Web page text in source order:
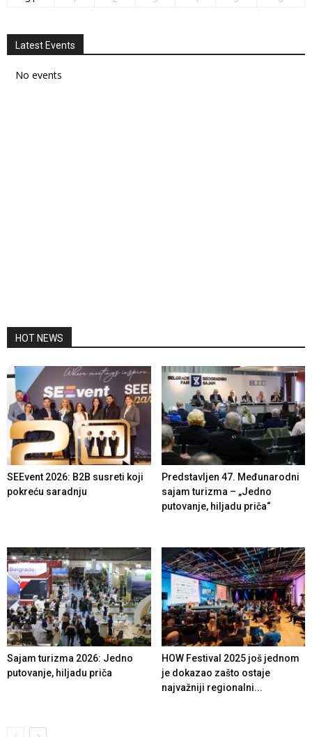
Latest Events
No events
HOT NEWS
SEEvent 2026: B2B susreti koji
pokreću saradnju
Predstavljen 47. Međunarodni
sajam turizma – „Jedno
putovanje, hiljadu priča“
Sajam turizma 2026: Jedno
putovanje, hiljadu priča
HOW Festival 2025 još jednom
je dokazao zašto ostaje
najvažniji regionalni...